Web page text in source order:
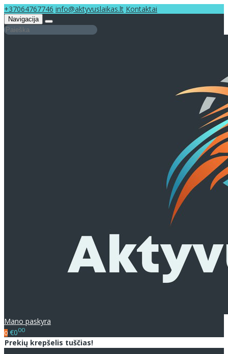
+37064767746 info@aktyvuslaikas.lt Kontaktai
Navigacija
Mano paskyra
0 €000
Prekių krepšelis tuščias!